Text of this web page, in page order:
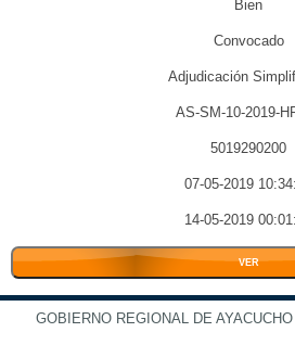
Bien
Convocado
Adjudicación
AS-SM-10-2019-
5019290200
07-05-2019
14-05-2019
VER
GOBIERNO REGIONAL DE